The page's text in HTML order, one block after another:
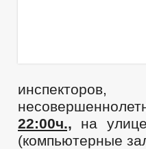
22:00ч.,
на
(компьютерные